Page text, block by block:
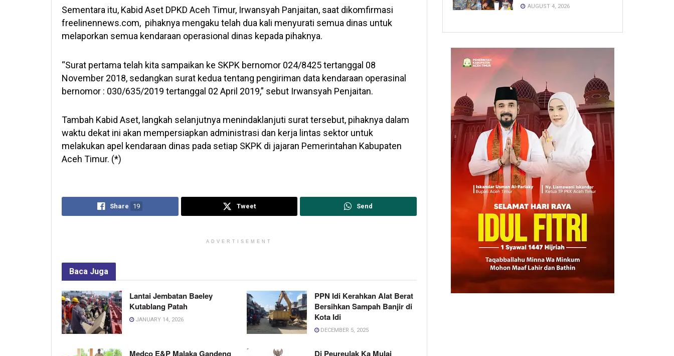
Sementara itu, Kabid Aset DPKD Aceh Timur, Irwansyah Panjaitan, saat dikomfirmasi
freelinennews.com, pihaknya mengaku telah dua kali menyurati semua dinas untuk
melaporkan semua kendaraan operasional dinas kepada pihaknya.
“Surat pertama telah kita sampaikan ke SKPK bernomor 024/8425 tertanggal 08
November 2018, sedangkan surat kedua tentang pengiriman data kendaraan operasinal
bernomor : 030/635/2019 tertanggal 02 April 2019,” sebut Irwansyah Penjaitan.
Tambah Kabid Aset, langkah selanjutnya menindaklanjuti surat tersebut, pihaknya dalam
waktu dekat ini akan mempersiapkan administrasi dan kerja lintas sektor untuk
melakukan apel kendaraan dinas pada setiap SKPK di jajaran Pemerintahan Kabupaten
Aceh Timur. (*)
Share 19 Tweet Send
ADVERTISEMENT
Baca Juga
Lantai Jembatan Baeley
Kutablang Patah
JANUARY 14, 2026
PPN Idi Kerahkan Alat Berat
Bersihkan Sampah Banjir di
Kota Idi
DECEMBER 5, 2025
Medco E&P Malaka Gandeng
Di Peureulak Ka Mulai
AUGUST 4, 2026